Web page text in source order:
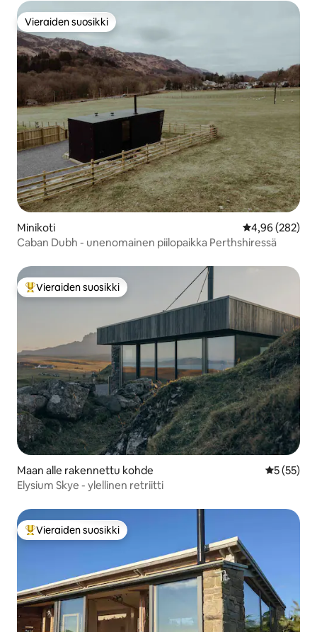
Vieraiden suosikki
Vieraiden suosikki
Minikoti
4,96 (282)
Caban Dubh - unenomainen piilopaikka Perthshiressä
Vieraiden suosikkien parhaimmistoa
Vieraiden suosikki
Maan alle rakennettu kohde
5 (55)
Elysium Skye - ylellinen retriitti
Vieraiden suosikkien parhaimmistoa
Vieraiden suosikki